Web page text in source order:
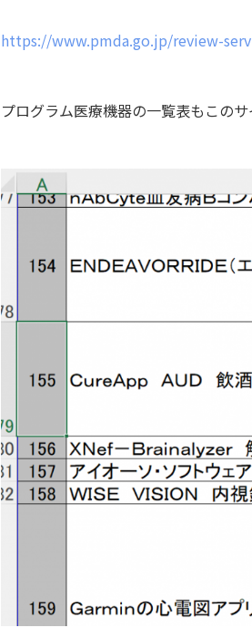
https://www.pmda.go.jp/review-
プログラム医療機器の一覧表もこの